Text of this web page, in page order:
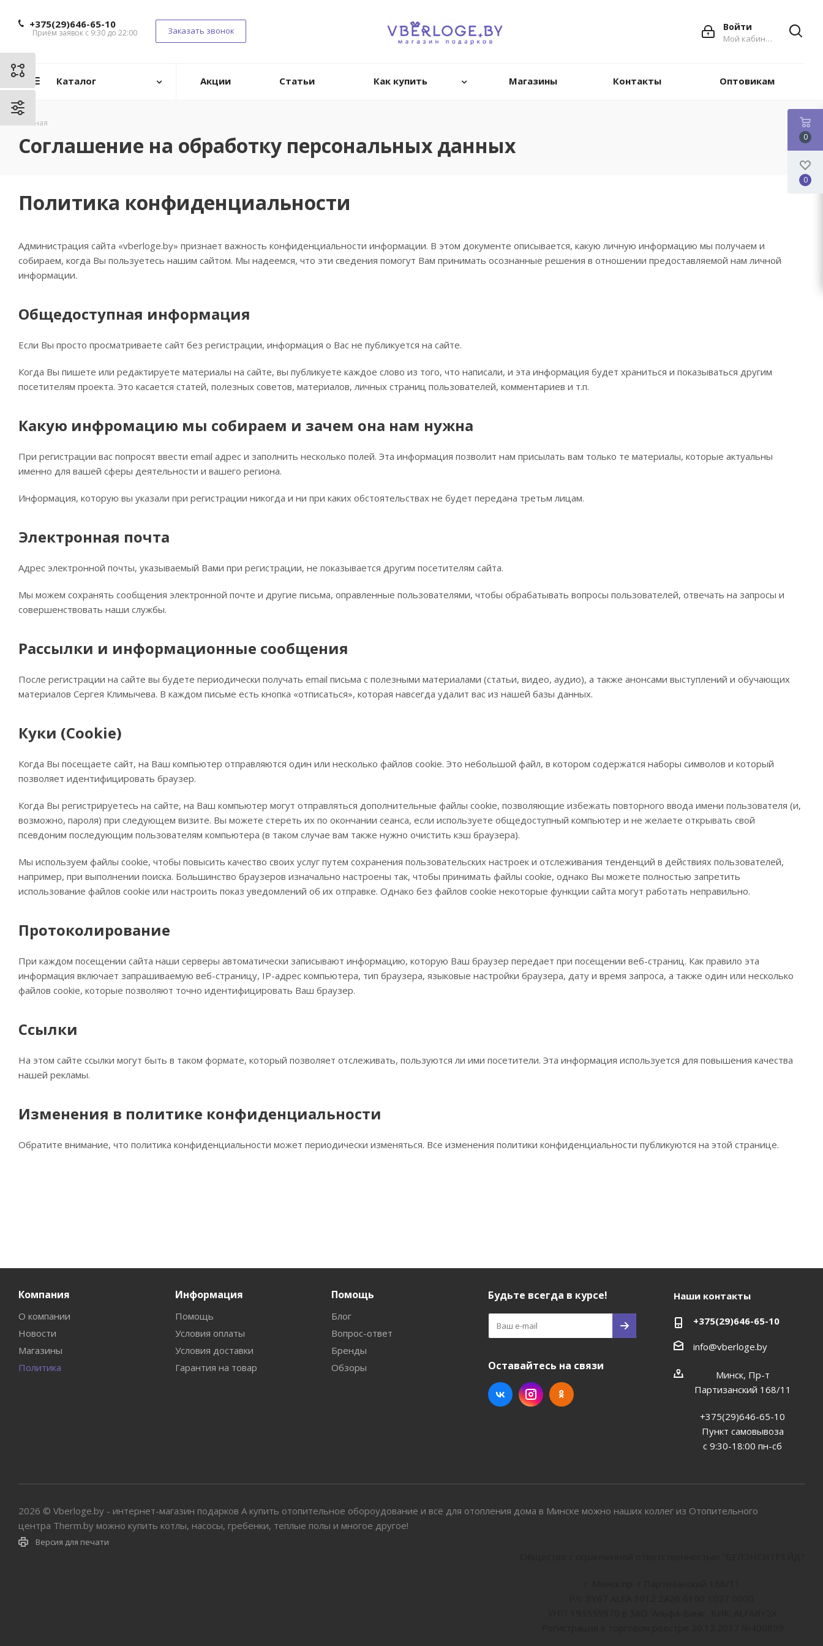
+375(29)646-65-10
Приём заявок с 9:30 до 22:00 Заказать звонок Войти
Мой кабинет
Каталог Акции Статьи Как купить Магазины Контакты Оптовикам
Главная
Соглашение на обработку персональных данных
Политика конфиденциальности
Администрация сайта «vberloge.by» признает важность конфиденциальности информации. В этом документе описывается, какую личную информацию мы получаем и
собираем, когда Вы пользуетесь нашим сайтом. Мы надеемся, что эти сведения помогут Вам принимать осознанные решения в отношении предоставляемой нам личной
информации.
Общедоступная информация
Если Вы просто просматриваете сайт без регистрации, информация о Вас не публикуется на сайте.
Когда Вы пишете или редактируете материалы на сайте, вы публикуете каждое слово из того, что написали, и эта информация будет храниться и показываться другим
посетителям проекта. Это касается статей, полезных советов, материалов, личных страниц пользователей, комментариев и т.п.
Какую инфромацию мы собираем и зачем она нам нужна
При регистрации вас попросят ввести email адрес и заполнить несколько полей. Эта информация позволит нам присылать вам только те материалы, которые актуальны
именно для вашей сферы деятельности и вашего региона.
Информация, которую вы указали при регистрации никогда и ни при каких обстоятельствах не будет передана третьм лицам.
Электронная почта
Адрес электронной почты, указываемый Вами при регистрации, не показывается другим посетителям сайта.
Мы можем сохранять сообщения электронной почте и другие письма, оправленные пользователями, чтобы обрабатывать вопросы пользователей, отвечать на запросы и
совершенствовать наши службы.
Рассылки и информационные сообщения
После регистрации на сайте вы будете периодически получать email письма с полезными материалами (статьи, видео, аудио), а также анонсами выступлений и обучающих
материалов Сергея Климычева. В каждом письме есть кнопка «отписаться», которая навсегда удалит вас из нашей базы данных.
Куки (Cookie)
Когда Вы посещаете сайт, на Ваш компьютер отправляются один или несколько файлов cookie. Это небольшой файл, в котором содержатся наборы символов и который
позволяет идентифицировать браузер.
Когда Вы регистрируетесь на сайте, на Ваш компьютер могут отправляться дополнительные файлы cookie, позволяющие избежать повторного ввода имени пользователя (и,
возможно, пароля) при следующем визите. Вы можете стереть их по окончании сеанса, если используете общедоступный компьютер и не желаете открывать свой
псевдоним последующим пользователям компьютера (в таком случае вам также нужно очистить кэш браузера).
Мы используем файлы cookie, чтобы повысить качество своих услуг путем сохранения пользовательских настроек и отслеживания тенденций в действиях пользователей,
например, при выполнении поиска. Большинство браузеров изначально настроены так, чтобы принимать файлы cookie, однако Вы можете полностью запретить
использование файлов cookie или настроить показ уведомлений об их отправке. Однако без файлов cookie некоторые функции сайта могут работать неправильно.
Протоколирование
При каждом посещении сайта наши серверы автоматически записывают информацию, которую Ваш браузер передает при посещении веб-страниц. Как правило эта
информация включает запрашиваемую веб-страницу, IP-адрес компьютера, тип браузера, языковые настройки браузера, дату и время запроса, а также один или несколько
файлов cookie, которые позволяют точно идентифицировать Ваш браузер.
Ссылки
На этом сайте ссылки могут быть в таком формате, который позволяет отслеживать, пользуются ли ими посетители. Эта информация используется для повышения качества
нашей рекламы.
Изменения в политике конфиденциальности
Обратите внимание, что политика конфиденциальности может периодически изменяться. Все изменения политики конфиденциальности публикуются на этой странице.
Компания
О компании
Новости
Магазины
Политика
Информация
Помощь
Условия оплаты
Условия доставки
Гарантия на товар
Помощь
Блог
Вопрос-ответ
Бренды
Обзоры
Будьте всегда в курсе!
Оставайтесь на связи
Наши контакты
+375(29)646-65-10
info@vberloge.by
Минск, Пр-т
Партизанский 168/11
+375(29)646-65-10
Пункт самовывоза
с 9:30-18:00 пн-сб
2026 © Vberloge.by - интернет-магазин подарков А купить отопительное обороудование и всё для отопления дома в Минске можно наших коллег из Отопительного
центра Therm.by можно купить котлы, насосы, гребенки, теплые полы и многое другое!
Версия для печати
0
0